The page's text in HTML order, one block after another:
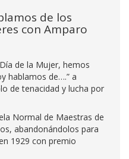
de los
con Amparo
de la Mujer, hemos
hablamos de….” a
de tenacidad y lucha por
Normal de Maestras de
abandonándolos para
1929 con premio